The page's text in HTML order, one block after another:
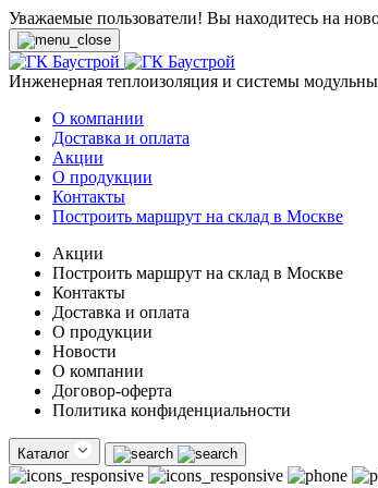
Уважаемые пользователи! Вы находитесь на
Инженерная теплоизоляция и системы
О компании
Доставка и оплата
Акции
О продукции
Контакты
Построить маршрут на склад в Москве
Акции
Построить маршрут на склад в Москве
Контакты
Доставка и оплата
О продукции
Новости
О компании
Договор-оферта
Политика конфиденциальности
Каталог